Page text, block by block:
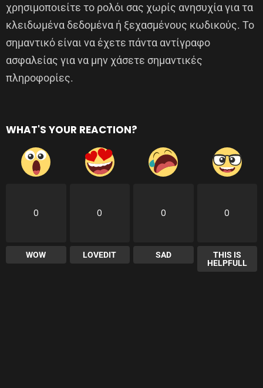
χρησιμοποιείτε το ρολόι σας χωρίς ανησυχία για τα
κλειδωμένα δεδομένα ή ξεχασμένους κωδικούς. Το
σημαντικό είναι να έχετε πάντα αντίγραφο
ασφαλείας για να μην χάσετε σημαντικές
πληροφορίες.
WHAT'S YOUR REACTION?
0
WOW
0
LOVEDIT
0
SAD
0
THIS IS
HELPFULL